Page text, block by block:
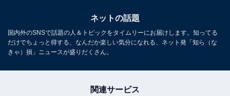
ネットの話題
国内外のSNSで話題の人＆トピックをタイムリーにお届けします。知ってる
だけでちょっと得する、なんだか楽しい気分になれる、ネット発「知ら（な
きゃ）損」ニュースが盛りだくさん。
関連サービス